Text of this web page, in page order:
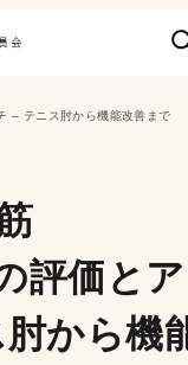
– テニス肘から機能改善まで
評価とア
から機